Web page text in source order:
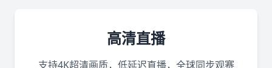
高清直播
支持4K超清画质，低延迟直播，全球同步观赛